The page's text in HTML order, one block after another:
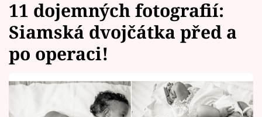
Témata
Celebrity
11 dojemných fotografií:
Siamská dvojčátka před a
po operaci!